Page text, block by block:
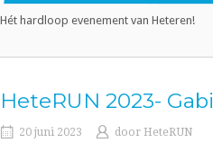
Hét hardloop evenement van Heteren!
HeteRUN 2023-
20 juni 2023 door HeteRUN